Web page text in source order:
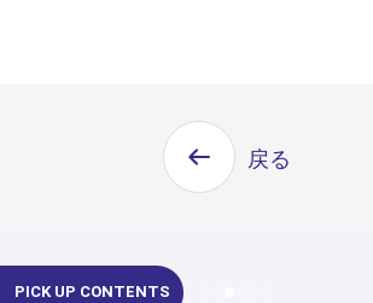
戻る
PICK UP CONTENTS